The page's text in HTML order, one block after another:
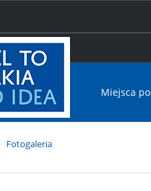
Miejsca
Fotogaleria